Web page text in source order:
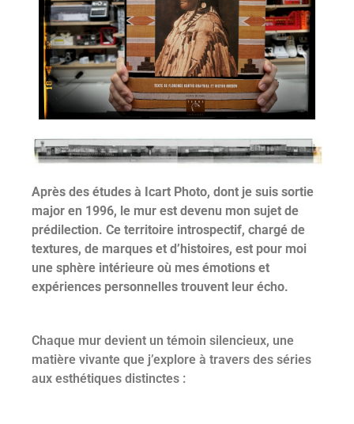
Après des études à Icart Photo, dont je suis sortie
major en 1996, le mur est devenu mon sujet de
prédilection. Ce territoire introspectif, chargé de
textures, de marques et d’histoires, est pour moi
une sphère intérieure où mes émotions et
expériences personnelles trouvent leur écho.
Chaque mur devient un témoin silencieux, une
matière vivante que j’explore à travers des séries
aux esthétiques distinctes :